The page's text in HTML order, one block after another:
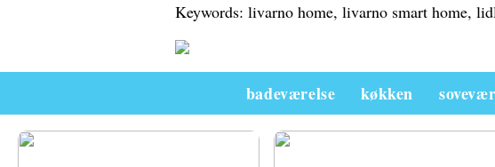
Keywords: livarno home, livarno smart home,
badeværelse køkken